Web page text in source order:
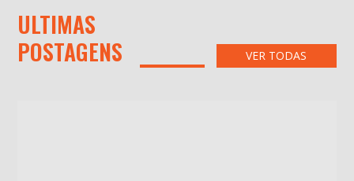
ULTIMAS
POSTAGENS
VER TODAS